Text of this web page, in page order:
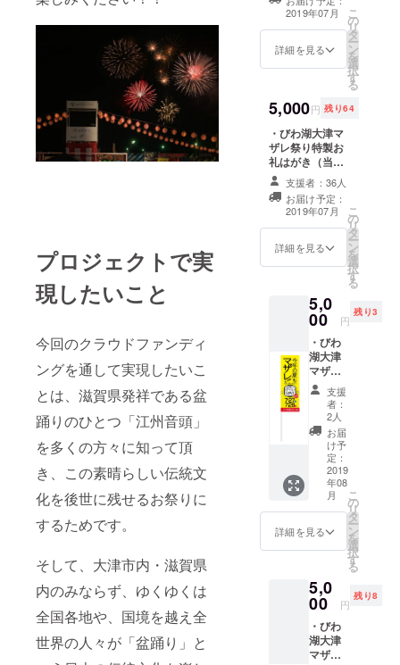
プロジェクトで実
現したいこと
今回のクラウドファンディ
ングを通して実現したいこ
とは、滋賀県発祥である盆
踊りのひとつ「江州音頭」
を多くの方々に知って頂
き、この素晴らしい伝統文
化を後世に残せるお祭りに
するためです。
そして、大津市内・滋賀県
内のみならず、ゆくゆくは
全国各地や、国境を越え全
世界の人々が「盆踊り」と
い夏祭りで
は「交ざ
ザーレイ
ク」を掛け
あわせた言
葉。江州音
頭総踊り、
若者向けの
「江州盆ダ
ンス」、本
格的な音楽
州ミュー
ジックス
テージ」な
ど、様々な
世代・文化
が交ざり、
大人から子
供までが楽
しめるプロ
グラム構成
となってお
ります。ぜ
ひ皆様のご
しておりま
券付き） ※開催
日期間中に、特
製お礼はがきを
会場受付までお
ます。 ※お祭り
が中止の場合
は、特製お礼は
がきのみとなり
ます。
2019年07月
詳細を見る
こ
の
リ
タ
ー
ン
を
選
択
す
る
5,000円 残り64
・びわ湖大津マ
ザレ祭り特製お
礼はがき（当日
グルメチケット
600円分の引換
券付き） ・びわ
こ大津マザレ祭
りロゴ入りタオ
ル引換券 ※開催
持ち下さい。受
付担当の者が商
ます。 ※お祭り
が中止の場合
は、特製お礼は
がきのみとなり
ます。
支援者：36人
お届け予定：
2019年07月
詳細を見る
こ
の
リ
タ
ー
ン
を
選
択
す
る
5,0
00 円
残り3
・びわ
湖大津
マザレ
祭り
2019
出演
アー
ティス
トサイ
ン入り
特製の
ぼり旗
（アー
ティス
トは未
定） ※
旗は開
催終了
後の発
送にな
りま
す。
支援
者：
2人
お届
け予
定：
2019
年08
月
詳細を見る
こ
の
リ
タ
ー
ン
を
選
択
す
る
5,0
00 円
残り8
・びわ
湖大津
マザレ